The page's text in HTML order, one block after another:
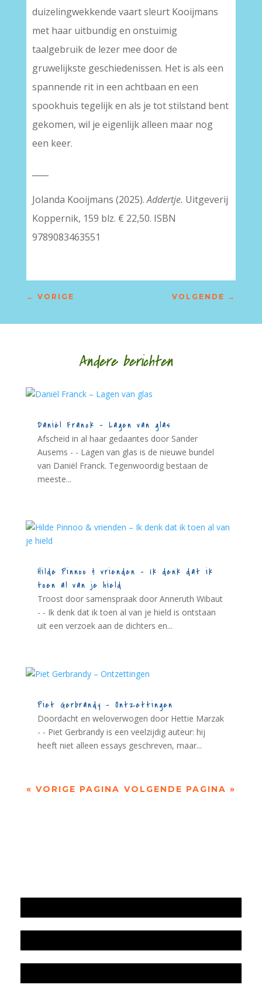
duizelingwekkende vaart sleurt Kooijmans
met haar uitbundig en onstuimig
taalgebruik de lezer mee door de
gruwelijkste geschiedenissen. Het is als een
spannende rit in een achtbaan en een
spookhuis tegelijk en als je tot stilstand bent
gekomen, wil je eigenlijk alleen maar nog
een keer.
Jolanda Kooijmans (2025).Addertje. Uitgeverij
Koppernik, 159 blz. € 22,50. ISBN
9789083463551
← VORIGE VOLGENDE →
Andere berichten
Daniël Franck – Lagen van glas
Afscheid in al haar gedaantes door Sander
Ausems - - Lagen van glas is de nieuwe bundel
van Daniël Franck. Tegenwoordig bestaan de
meeste...
Hilde Pinnoo & vrienden – Ik denk dat ik
toen al van je hield
Troost door samenspraak door Anneruth Wibaut
- - Ik denk dat ik toen al van je hield is ontstaan
uit een verzoek aan de dichters en...
Piet Gerbrandy – Ontzettingen
Doordacht en weloverwogen door Hettie Marzak
- - Piet Gerbrandy is een veelzijdig auteur: hij
heeft niet alleen essays geschreven, maar...
« VORIGE PAGINA VOLGENDE PAGINA »